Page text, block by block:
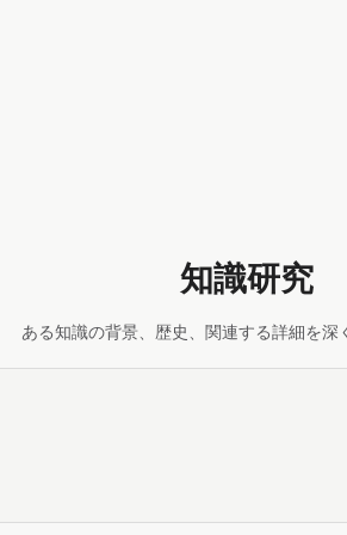
知識研究
ある知識の背景、歴史、関連する詳細を深